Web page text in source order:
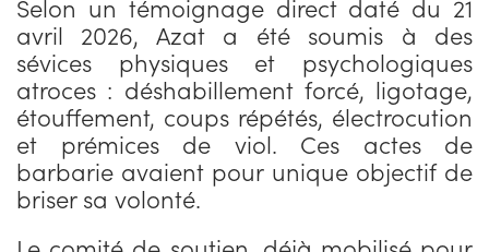
Selon un témoignage direct daté du 21
avril 2026, Azat a été soumis à des
sévices physiques et psychologiques
atroces : déshabillement forcé, ligotage,
étouffement, coups répétés, électrocution
et prémices de viol. Ces actes de
barbarie avaient pour unique objectif de
briser sa volonté.